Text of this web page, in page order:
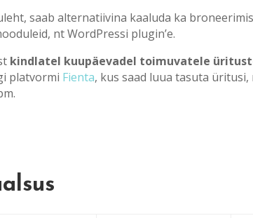
saab alternatiivina kaaluda ka
nt WordPressi plugin’e.
kindlatel kuupäevadel toimuvatele
platvormi Fienta, kus saad luua tasuta